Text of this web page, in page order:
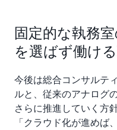
固定的な執務
を選ばず働け
今後は総合コンサルテ
ルと、従来のアナログ
さらに推進していく方針
「クラウド化が進めば